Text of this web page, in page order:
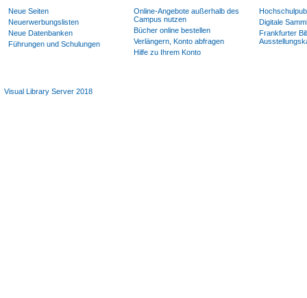
Neue Seiten
Neuerwerbungslisten
Neue Datenbanken
Führungen und Schulungen
Online-Angebote außerhalb des
Campus nutzen
Bücher online bestellen
Verlängern, Konto abfragen
Hilfe zu Ihrem Konto
Digitale
Frankfurter
Visual Library Server 2018